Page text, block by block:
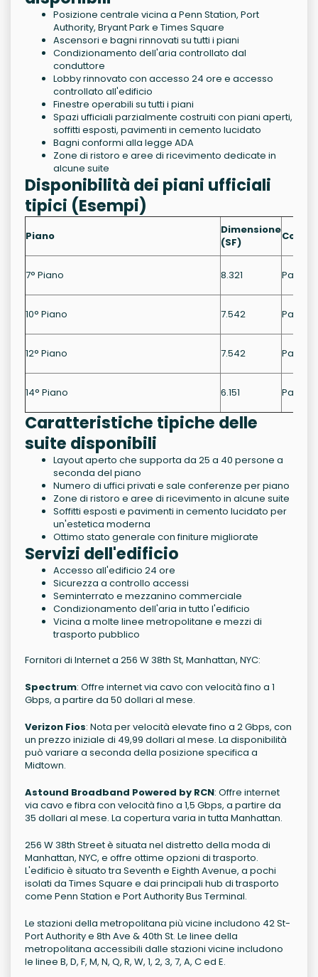
Posizione centrale vicina a Penn Station, Port
Authority, Bryant Park e Times Square
Ascensori e bagni rinnovati su tutti i piani
Condizionamento dell'aria controllato dal
conduttore
Lobby rinnovato con accesso 24 ore e accesso
controllato all'edificio
Finestre operabili su tutti i piani
Spazi ufficiali parzialmente costruiti con piani aperti,
soffitti esposti, pavimenti in cemento lucidato
Bagni conformi alla legge ADA
Zone di ristoro e aree di ricevimento dedicate in
alcune suite
Disponibilità dei piani ufficiali
tipici (Esempi)
Piano
Dimensione
(SF)
7° Piano 8.321
10° Piano 7.542
12° Piano 7.542
14° Piano 6.151
Caratteristiche tipiche delle
suite disponibili
Layout aperto che supporta da 25 a 40 persone a
seconda del piano
Numero di uffici privati e sale conferenze per piano
Zone di ristoro e aree di ricevimento in alcune suite
Soffitti esposti e pavimenti in cemento lucidato per
un'estetica moderna
Ottimo stato generale con finiture migliorate
Servizi dell'edificio
Accesso all'edificio 24 ore
Sicurezza a controllo accessi
Seminterrato e mezzanino commerciale
Condizionamento dell'aria in tutto l'edificio
Vicina a molte linee metropolitane e mezzi di
trasporto pubblico
Fornitori di Internet a 256 W 38th St, Manhattan, NYC:
Spectrum: Offre internet via cavo con velocità fino a 1
Gbps, a partire da 50 dollari al mese.
Verizon Fios: Nota per velocità elevate fino a 2 Gbps, con
un prezzo iniziale di 49,99 dollari al mese. La disponibilità
può variare a seconda della posizione specifica a
Midtown.
Astound Broadband Powered by RCN: Offre internet
via cavo e fibra con velocità fino a 1,5 Gbps, a partire da
35 dollari al mese. La copertura varia in tutta Manhattan.
256 W 38th Street è situata nel distretto della moda di
Manhattan, NYC, e offre ottime opzioni di trasporto.
L'edificio è situato tra Seventh e Eighth Avenue, a pochi
isolati da Times Square e dai principali hub di trasporto
come Penn Station e Port Authority Bus Terminal.
Le stazioni della metropolitana più vicine includono 42 St-
Port Authority e 8th Ave & 40th St. Le linee della
metropolitana accessibili dalle stazioni vicine includono
le linee B, D, F, M, N, Q, R, W, 1, 2, 3, 7, A, C ed E.